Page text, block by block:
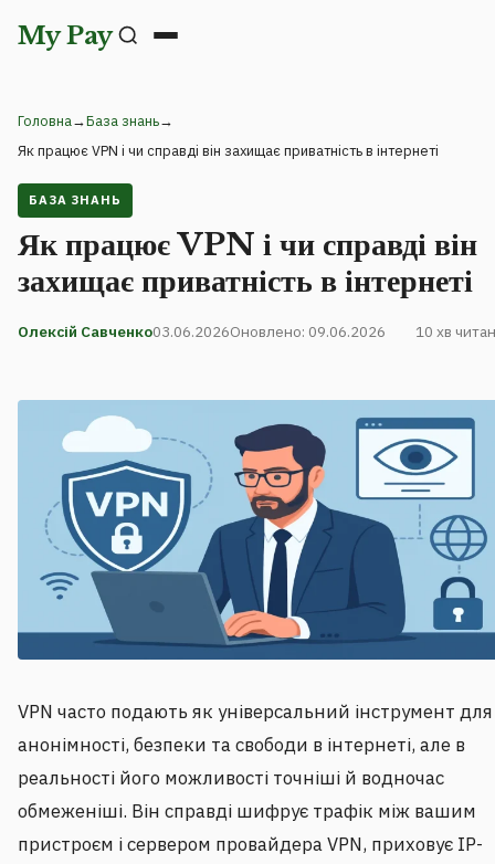
My Pay
Головна→База знань→
Як працює VPN і чи справді він захищає приватність в інтернеті
БАЗА ЗНАНЬ
Як працює VPN і чи справді він
захищає приватність в інтернеті
Олексій Савченко03.06.2026Оновлено: 09.06.2026 10 хв
VPN часто подають як універсальний інструмент для
анонімності, безпеки та свободи в інтернеті, але в
реальності його можливості точніші й водночас
обмеженіші. Він справді шифрує трафік між вашим
пристроєм і сервером провайдера VPN, приховує IP-